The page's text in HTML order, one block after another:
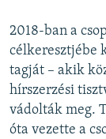
2018-ban a
célkeresztjébe
tagját – akik
hírszerzési
vádolták meg.
óta vezette a